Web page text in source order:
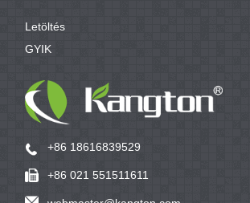
Letöltés
GYIK
+86 18616839529
+86 021 551511611